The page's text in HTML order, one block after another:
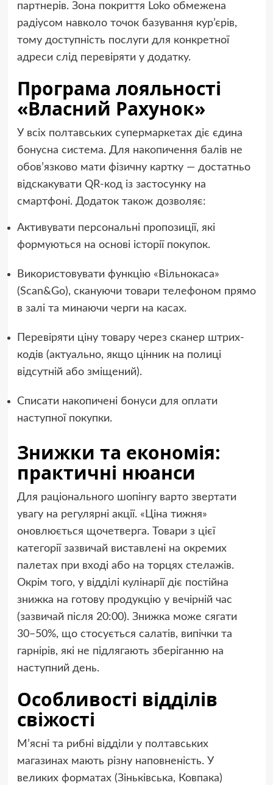
партнерів. Зона покриття Loko обмежена
радіусом навколо точок базування кур’єрів,
тому доступність послуги для конкретної
адреси слід перевіряти у додатку.
Програма лояльності
«Власний Рахунок»
У всіх полтавських супермаркетах діє єдина
бонусна система. Для накопичення балів не
обов’язково мати фізичну картку — достатньо
відскакувати QR-код із застосунку на
смартфоні. Додаток також дозволяє:
Активувати персональні пропозиції, які
формуються на основі історії покупок.
Використовувати функцію «Вільнокаса»
(Scan&Go), скануючи товари телефоном прямо
в залі та минаючи черги на касах.
Перевіряти ціну товару через сканер штрих-
кодів (актуально, якщо цінник на полиці
відсутній або зміщений).
Списати накопичені бонуси для оплати
наступної покупки.
Знижки та економія:
практичні нюанси
Для раціонального шопінгу варто звертати
увагу на регулярні акції. «Ціна тижня»
оновлюється щочетверга. Товари з цієї
категорії зазвичай виставлені на окремих
палетах при вході або на торцях стелажів.
Окрім того, у відділі кулінарії діє постійна
знижка на готову продукцію у вечірній час
(зазвичай після 20:00). Знижка може сягати
30–50%, що стосується салатів, випічки та
гарнірів, які не підлягають зберіганню на
наступний день.
Особливості відділів
свіжості
М’ясні та рибні відділи у полтавських
магазинах мають різну наповненість. У
великих форматах (Зіньківська, Ковпака)